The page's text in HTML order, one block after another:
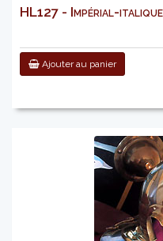
HL127 - Impérial-
Ajouter au panier